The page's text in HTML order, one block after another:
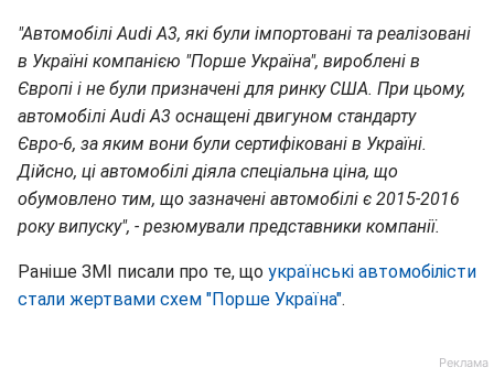
"Автомобілі Audi A3, які були імпортовані та реалізовані
в Україні компанією "Порше Україна", вироблені в
Європі і не були призначені для ринку США. При цьому,
автомобілі Audi A3 оснащені двигуном стандарту
Євро-6, за яким вони були сертифіковані в Україні.
Дійсно, ці автомобілі діяла спеціальна ціна, що
обумовлено тим, що зазначені автомобілі є 2015-2016
року випуску", - резюмували представники компанії.
Раніше ЗМІ писали про те, що українські автомобілісти
стали жертвами схем "Порше Україна".